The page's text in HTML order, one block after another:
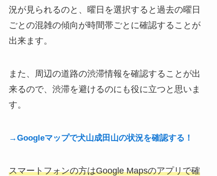
況が見られるのと、曜日を選択すると過去の曜日
ごとの混雑の傾向が時間帯ごとに確認することが
出来ます。
また、周辺の道路の渋滞情報を確認することが出
来るので、渋滞を避けるのにも役に立つと思いま
す。
→Googleマップで犬山成田山の状況を確認する！
スマートフォンの方はGoogle Mapsのアプリで確